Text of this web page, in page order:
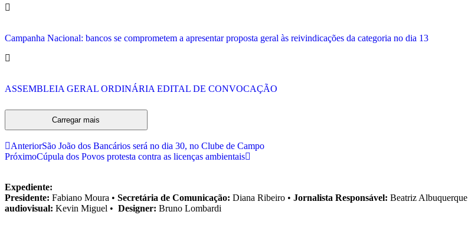
Campanha Nacional: bancos se comprometem a apresentar proposta geral às reivindicações da categoria no dia 13
ASSEMBLEIA GERAL ORDINÁRIA EDITAL DE CONVOCAÇÃO
Carregar mais
AnteriorSão João dos Bancários será no dia 30, no Clube de Campo
PróximoCúpula dos Povos protesta contra as licenças ambientais
Expediente:
Presidente: Fabiano Moura • Secretária de Comunicação: Diana Ribeiro • Jornalista Responsável: Beatriz Albuquerque
audiovisual: Kevin Miguel • Designer: Bruno Lombardi